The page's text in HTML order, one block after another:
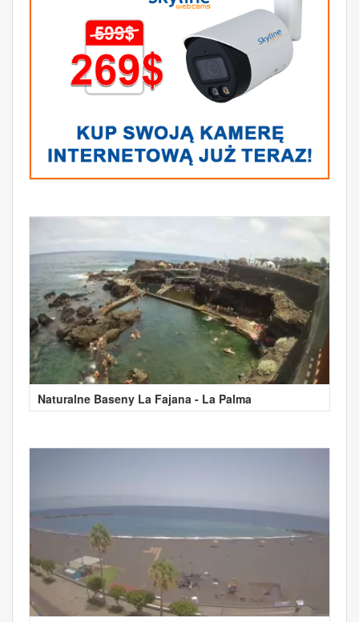
Naturalne Baseny La Fajana - La Palma